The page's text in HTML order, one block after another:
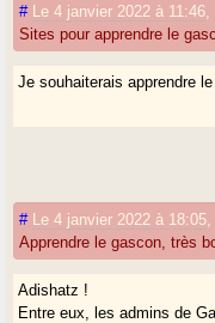
# Le 4 janvier 2022 à 11:46
Sites pour apprendre le
Je souhaiterais apprendre
# Le 4 janvier 2022 à 18:05
Apprendre le gascon, très
Adishatz !
Entre eux, les admins de